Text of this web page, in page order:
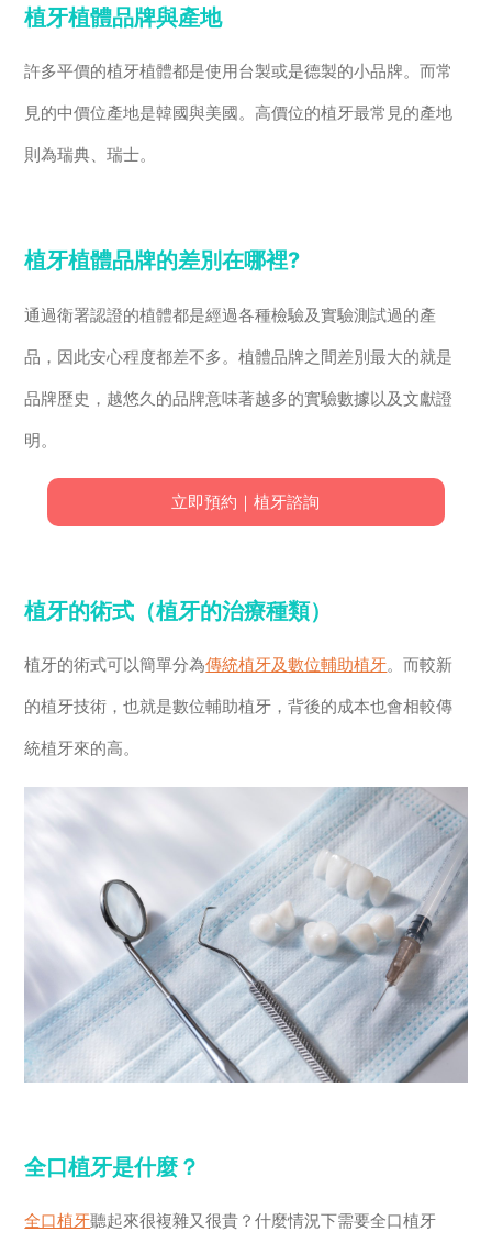
植牙植體品牌與產地
許多平價的植牙植體都是使用台製或是德製的小品牌。而常
見的中價位產地是韓國與美國。高價位的植牙最常見的產地
則為瑞典、瑞士。
植牙植體品牌的差別在哪裡?
通過衛署認證的植體都是經過各種檢驗及實驗測試過的產
品，因此安心程度都差不多。植體品牌之間差別最大的就是
品牌歷史，越悠久的品牌意味著越多的實驗數據以及文獻證
明。
立即預約｜植牙諮詢
植牙的術式（植牙的治療種類）
植牙的術式可以簡單分為傳統植牙及數位輔助植牙。而較新
的植牙技術，也就是數位輔助植牙，背後的成本也會相較傳
統植牙來的高。
全口植牙是什麼？
全口植牙聽起來很複雜又很貴？什麼情況下需要全口植牙